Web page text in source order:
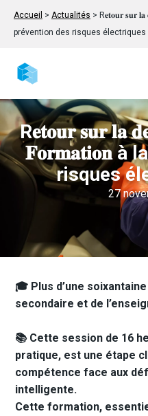
Accueil > Actualités > R𝐞𝐭𝐨𝐮𝐫 𝐬𝐮𝐫
prévention des risques électriques
R𝐞𝐭𝐨𝐮𝐫 𝐬𝐮𝐫 𝐥𝐚
𝐅𝐨𝐫𝐦𝐚𝐭𝐢𝐨𝐧 à
risques
27
🎓 Plus d’une
secondaire et de
📚 Cette session de 16
pratique, est une étape
compétence face aux
intelligente.
Cette formation,